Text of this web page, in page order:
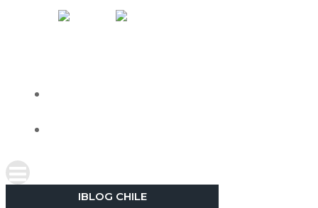
IBLOG CHILE